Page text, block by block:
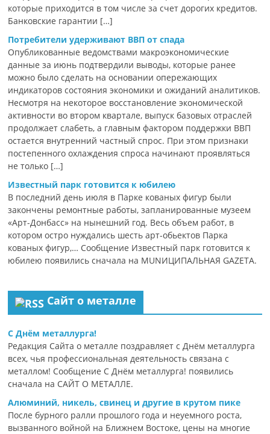
которые приходится в том числе за счет дорогих кредитов.
Банковские гарантии […]
Потребители удерживают ВВП от спада
Опубликованные ведомствами макроэкономические
данные за июнь подтвердили выводы, которые ранее
можно было сделать на основании опережающих
индикаторов состояния экономики и ожиданий аналитиков.
Несмотря на некоторое восстановление экономической
активности во втором квартале, выпуск базовых отраслей
продолжает слабеть, а главным фактором поддержки ВВП
остается внутренний частный спрос. При этом признаки
постепенного охлаждения спроса начинают проявляться
не только […]
Известный парк готовится к юбилею
В последний день июля в Парке кованых фигур были
закончены ремонтные работы, запланированные музеем
«Арт-Донбасс» на нынешний год. Весь объем работ, в
котором остро нуждались шесть арт-обьектов Парка
кованых фигур,… Сообщение Известный парк готовится к
юбилею появились сначала на MUNИЦИПАЛЬНАЯ GAZЕТА.
Сайт о металле
С Днём металлурга!
Редакция Сайта о металле поздравляет с Днём металлурга
всех, чья профессиональная деятельность связана с
металлом! Сообщение С Днём металлурга! появились
сначала на САЙТ О МЕТАЛЛЕ.
Алюминий, никель, свинец и другие в крутом пике
После бурного ралли прошлого года и неуемного роста,
вызванного войной на Ближнем Востоке, цены на многие